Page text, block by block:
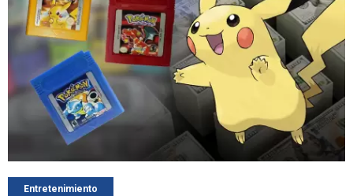
Entretenimiento